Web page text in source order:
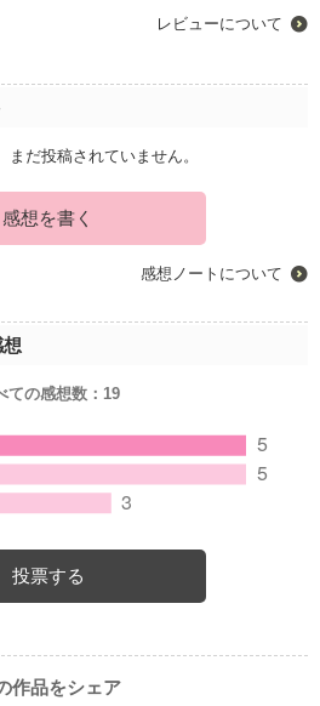
レビューについて
まだ投稿されていません。
感想を書く
感想ノートについて
ての感想数： 19
投票する
作品をシェア